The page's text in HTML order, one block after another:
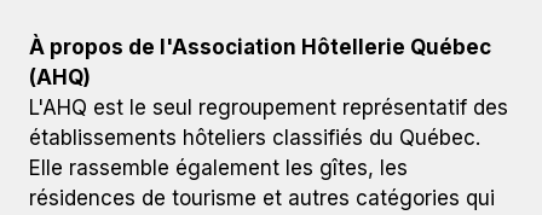
À propos de l'Association Hôtellerie Québec
(AHQ)
L'AHQ est le seul regroupement représentatif des
établissements hôteliers classifiés du Québec.
Elle rassemble également les gîtes, les
résidences de tourisme et autres catégories qui